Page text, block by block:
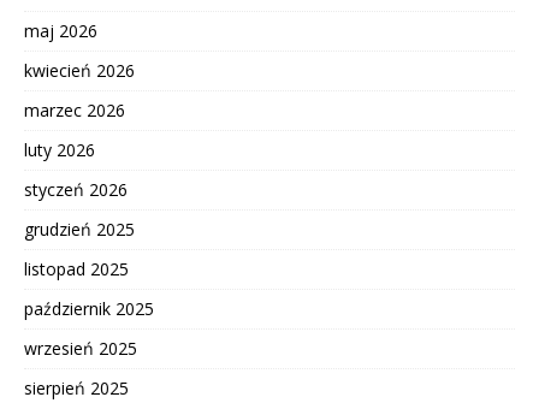
maj 2026
kwiecień 2026
marzec 2026
luty 2026
styczeń 2026
grudzień 2025
listopad 2025
październik 2025
wrzesień 2025
sierpień 2025